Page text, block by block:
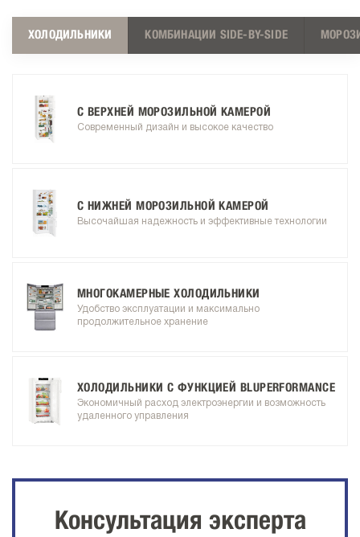
ХОЛОДИЛЬНИКИ КОМБИНАЦИИ SIDE-BY-SIDE
С ВЕРХНЕЙ МОРОЗИЛЬНОЙ КАМЕРОЙ
Современный дизайн и высокое качество
С НИЖНЕЙ МОРОЗИЛЬНОЙ КАМЕРОЙ
Высочайшая надежность и эффективные технологии
МНОГОКАМЕРНЫЕ ХОЛОДИЛЬНИКИ
Удобство эксплуатации и максимально
продолжительное хранение
ХОЛОДИЛЬНИКИ С ФУНКЦИЕЙ BLUPERFORMANCE
Экономичный расход электроэнергии и возможность
удаленного управления
Консультация эксперта